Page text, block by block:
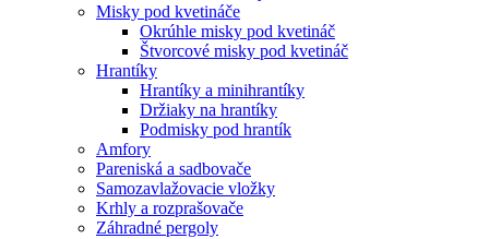
Misky pod kvetináče
Okrúhle misky pod kvetináč
Štvorcové misky pod kvetináč
Hrantíky
Hrantíky a minihrantíky
Držiaky na hrantíky
Podmisky pod hrantík
Amfory
Pareniská a sadbovače
Samozavlažovacie vložky
Krhly a rozprašovače
Záhradné pergoly